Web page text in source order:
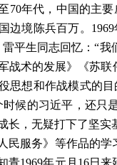
70年代，中国的主
边境陈兵百万。
平生同志回忆：“
战术的发展》《苏
思想和作战模式的
时候的习近平，还只
长，无疑打下了坚实
民服务》等作品的学
青1969年元月16日